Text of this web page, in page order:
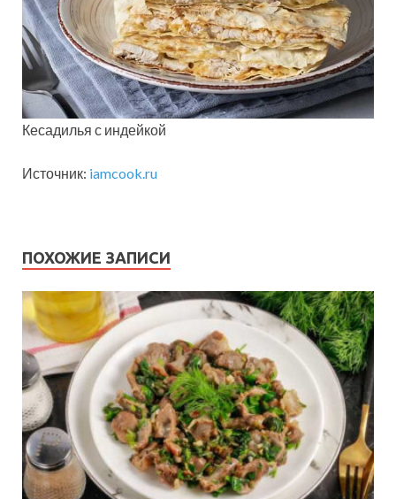
Кесадилья с индейкой
Источник: iamcook.ru
ПОХОЖИЕ ЗАПИСИ